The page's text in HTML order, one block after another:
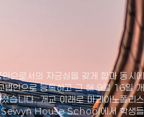
으로서의 자긍심을 갖게 함과 동시에
인으로 등록하고 그 해 9월 16일 개
니다. 개교 이래로 마리아노폴리스
Sewyn House School에서 학생들